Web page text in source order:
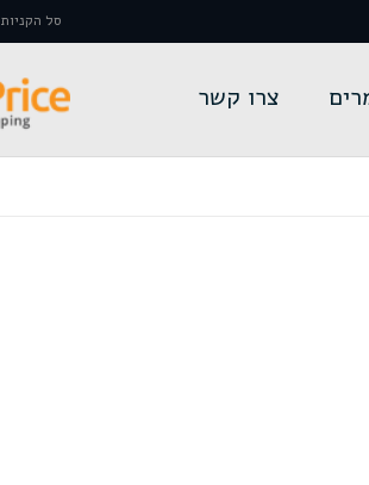
סל הקניות 0 פריטים עבור
צרו קשר